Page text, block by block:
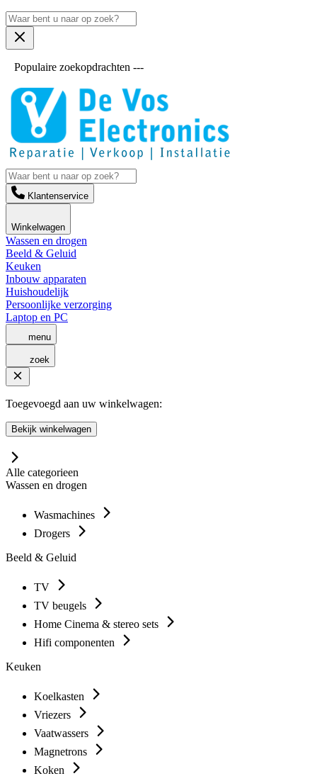
Populaire zoekopdrachten ---
Klantenservice
Winkelwagen
Wassen en drogen
Beeld & Geluid
Keuken
Inbouw apparaten
Huishoudelijk
Persoonlijke verzorging
Laptop en PC
menu
zoek
Toegevoegd aan uw winkelwagen:
Bekijk winkelwagen
Alle categorieen
Wassen en drogen
Wasmachines
Drogers
Beeld & Geluid
TV
TV beugels
Home Cinema & stereo sets
Hifi componenten
Keuken
Koelkasten
Vriezers
Vaatwassers
Magnetrons
Koken